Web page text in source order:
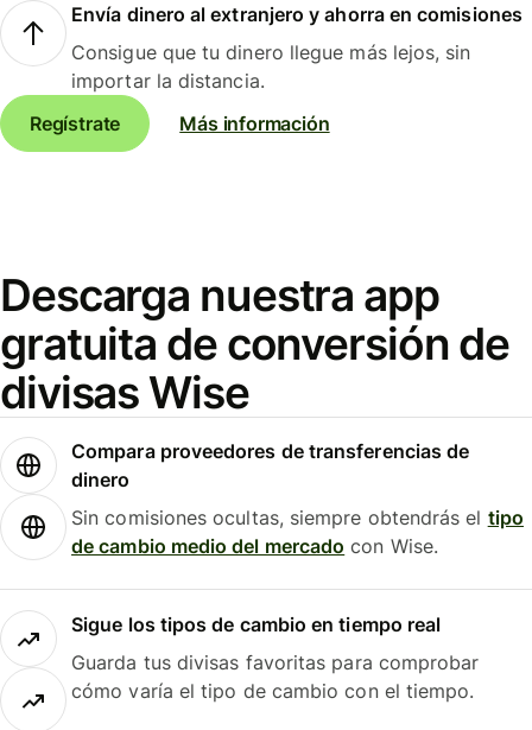
Envía dinero al extranjero y ahorra en comisiones
Consigue que tu dinero llegue más lejos, sin
importar la distancia.
Regístrate
Más información
Descarga nuestra app
gratuita de conversión de
divisas Wise
Compara proveedores de transferencias de
dinero
Sin comisiones ocultas, siempre obtendrás el tipo
de cambio medio del mercado con Wise.
Sigue los tipos de cambio en tiempo real
Guarda tus divisas favoritas para comprobar
cómo varía el tipo de cambio con el tiempo.